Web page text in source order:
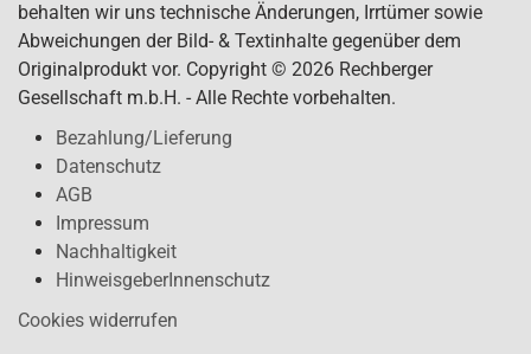
behalten wir uns technische Änderungen, Irrtümer sowie
Abweichungen der Bild- & Textinhalte gegenüber dem
Originalprodukt vor. Copyright © 2026 Rechberger
Gesellschaft m.b.H. - Alle Rechte vorbehalten.
Bezahlung/Lieferung
Datenschutz
AGB
Impressum
Nachhaltigkeit
HinweisgeberInnenschutz
Cookies widerrufen